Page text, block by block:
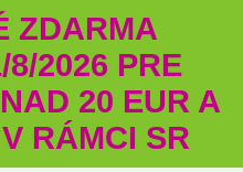
ZDARMA
2026 PRE
20 EUR A
RÁMCI SR